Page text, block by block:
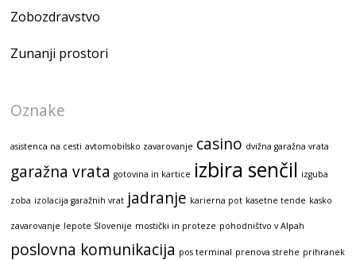
Zobozdravstvo
Zunanji prostori
Oznake
asistenca na cesti avtomobilsko zavarovanje casino dvižna garažna vrata
garažna vrata gotovina in kartice izbira senčil izguba
zoba izolacija garažnih vrat jadranje karierna pot kasetne tende kasko
zavarovanje lepote Slovenije mostički in proteze pohodništvo v Alpah
poslovna komunikacija pos terminal prenova strehe prihranek